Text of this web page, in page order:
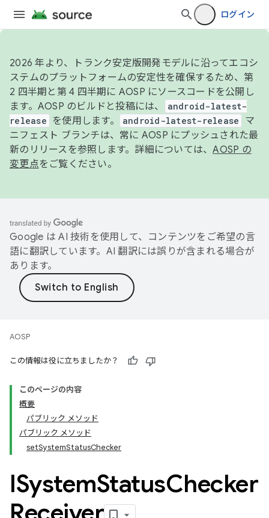
ログイン
2026 年より、トランク安定版開発モデルに沿ってエコシ
ステムのプラットフォームの安定性を確保するため、第
2 四半期と第 4 四半期に AOSP にソースコードを公開し
ます。AOSP のビルドと投稿には、
android-latest-
release
を使用します。 android-latest-release
マ
ニフェスト ブランチは、常に AOSP にプッシュされた最
新のリリースを参照します。詳細については、AOSP の
変更点をご覧ください。
Google は AI 技術を使用して、コンテンツをご希望の言
語に翻訳しています。AI 翻訳には誤りが含まれる場合が
あります。
AOSP
この情報は役に立ちましたか？
このページの内容
概要
パブリック メソッド
パブリック メソッド
setSystemStatusChecker
ISystemStatusChecker